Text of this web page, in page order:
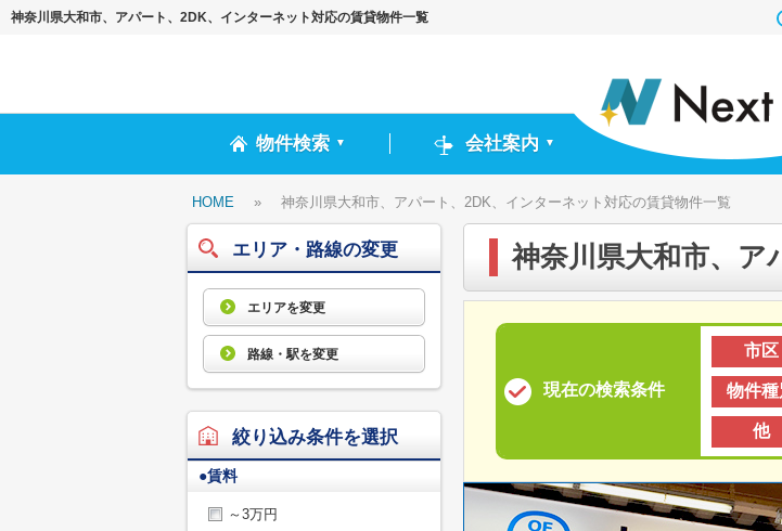
神奈川県大和市、アパート、2DK、インターネット対応の賃貸物件一覧
物件検索 ▼ 会社案内 ▼
HOME » 神奈川県大和市、アパート、2DK、インターネット対応の賃貸物件一覧
神奈川県大和市、ア
現在の検索条件
市区
物件種
他
エリア・路線の変更
エリアを変更
路線・駅を変更
絞り込み条件を選択
●賃料
～3万円